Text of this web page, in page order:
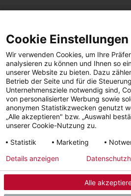
Facebook
Widerruf
Facebook YouTube
Instagram
© 2026 - STIEBEL ELTRON
Cookie Einstellungen
Wir verwenden Cookies, um Ihre
analysieren zu können und Ihnen so
unserer Website zu bieten. Dazu
Betrieb der Seite und für die
Unternehmensziele notwendig sind,
von personalisierter Werbung sowie
anonymen Statistikzwecken genutzt
„Alle akzeptieren" bzw. „Auswahl
unserer Cookie-Nutzung zu.
Statistik
Marketing
Alle
Details anzeigen